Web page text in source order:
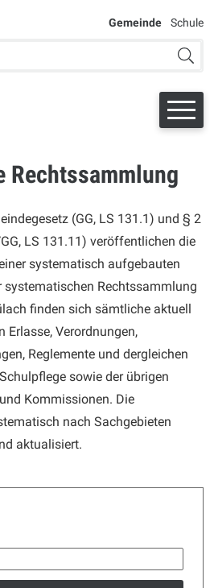
der SchuleWEITERE
Gemeinde Schule
Rechtssammlung
(GG, LS 131.1) und § 2
LS 131.11) veröffentlichen die
systematisch aufgebauten
systematischen Rechtssammlung
finden sich sämtliche aktuell
Erlasse, Verordnungen,
Reglemente und dergleichen
sowie der übrigen
Kommissionen. Die
nach Sachgebieten
aktualisiert.